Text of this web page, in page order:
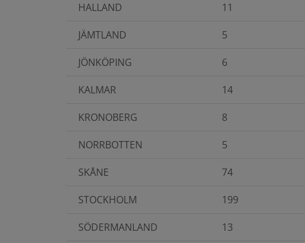
HALLAND 11
JÄMTLAND 5
JÖNKÖPING 6
KALMAR 14
KRONOBERG 8
NORRBOTTEN 5
SKÅNE 74
STOCKHOLM 199
SÖDERMANLAND 13